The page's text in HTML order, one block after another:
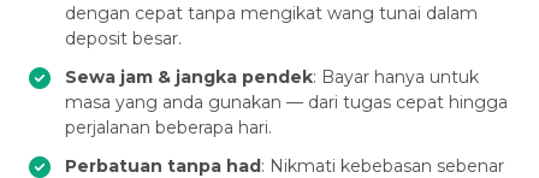
dengan cepat tanpa mengikat wang tunai dalam
deposit besar.
Sewa jam & jangka pendek: Bayar hanya untuk
masa yang anda gunakan — dari tugas cepat hingga
perjalanan beberapa hari.
Perbatuan tanpa had: Nikmati kebebasan sebenar